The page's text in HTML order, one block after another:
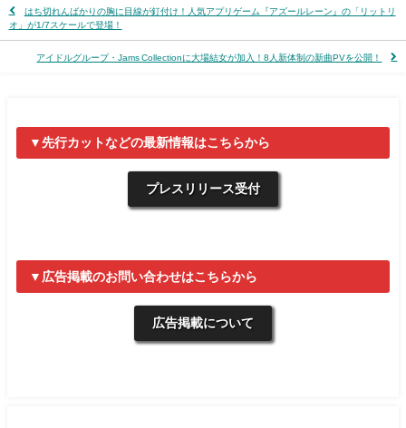
はち切れんばかりの胸に目線が釘付け！人気アプリゲーム『アズールレーン』の「リットリ
オ」が1/7スケールで登場！
アイドルグループ・Jams Collectionに大場結女が加入！8人新体制の新曲PVを公開！
▼先行カットなどの最新情報はこちらから
プレスリリース受付
▼広告掲載のお問い合わせはこちらから
広告掲載について